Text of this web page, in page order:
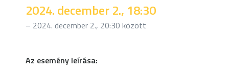
2024. december 2., 18:30
– 2024. december 2., 20:30 között
Az esemény leírása: